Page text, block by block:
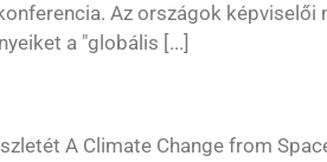
Az országok
a "globális [...]
A Climate Change from